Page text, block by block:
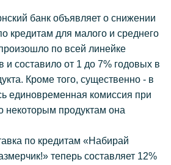
банк объявляет о снижении
кредитам для малого и среднего
по всей линейке
и составило от 1 до 7% годовых в
Кроме того, существенно - в
единовременная комиссия при
некоторым продуктам она
по кредитам «Набирай
теперь составляет 12%